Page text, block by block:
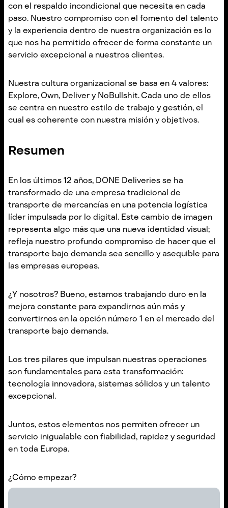
con el respaldo incondicional que necesita en cada
paso. Nuestro compromiso con el fomento del talento
y la experiencia dentro de nuestra organización es lo
que nos ha permitido ofrecer de forma constante un
servicio excepcional a nuestros clientes.
Nuestra cultura organizacional se basa en 4 valores:
Explore, Own, Deliver y NoBullshit. Cada uno de ellos
se centra en nuestro estilo de trabajo y gestión, el
cual es coherente con nuestra misión y objetivos.
Resumen
En los últimos 12 años, DONE Deliveries se ha
transformado de una empresa tradicional de
transporte de mercancías en una potencia logística
líder impulsada por lo digital. Este cambio de imagen
representa algo más que una nueva identidad visual;
refleja nuestro profundo compromiso de hacer que el
transporte bajo demanda sea sencillo y asequible para
las empresas europeas.
¿Y nosotros? Bueno, estamos trabajando duro en la
mejora constante para expandirnos aún más y
convertirnos en la opción número 1 en el mercado del
transporte bajo demanda.
Los tres pilares que impulsan nuestras operaciones
son fundamentales para esta transformación:
tecnología innovadora, sistemas sólidos y un talento
excepcional.
Juntos, estos elementos nos permiten ofrecer un
servicio inigualable con fiabilidad, rapidez y seguridad
en toda Europa.
¿Cómo empezar?